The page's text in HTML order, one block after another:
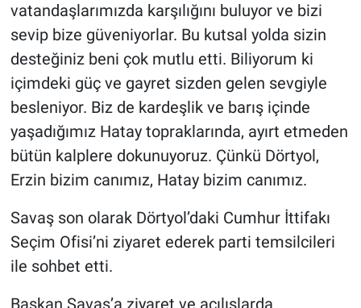
vatandaşlarımızda karşılığını buluyor ve bizi
sevip bize güveniyorlar. Bu kutsal yolda sizin
desteğiniz beni çok mutlu etti. Biliyorum ki
içimdeki güç ve gayret sizden gelen sevgiyle
besleniyor. Biz de kardeşlik ve barış içinde
yaşadığımız Hatay topraklarında, ayırt etmeden
bütün kalplere dokunuyoruz. Çünkü Dörtyol,
Erzin bizim canımız, Hatay bizim canımız.
Savaş son olarak Dörtyol’daki Cumhur İttifakı
Seçim Ofisi’ni ziyaret ederek parti temsilcileri
ile sohbet etti.
Başkan Savaş’a ziyaret ve açılışlarda